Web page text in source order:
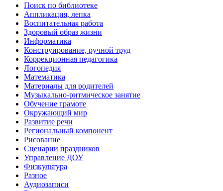
Поиск по библиотеке
Аппликация, лепка
Воспитательная работа
Здоровый образ жизни
Информатика
Конструирование, ручной труд
Коррекционная педагогика
Логопедия
Математика
Материалы для родителей
Музыкально-ритмическое занятие
Обучение грамоте
Окружающий мир
Развитие речи
Региональный компонент
Рисование
Сценарии праздников
Управление ДОУ
Физкультура
Разное
Аудиозаписи